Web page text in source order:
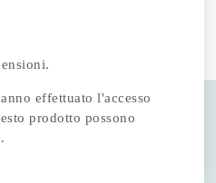
effettuato l'accesso
prodotto possono